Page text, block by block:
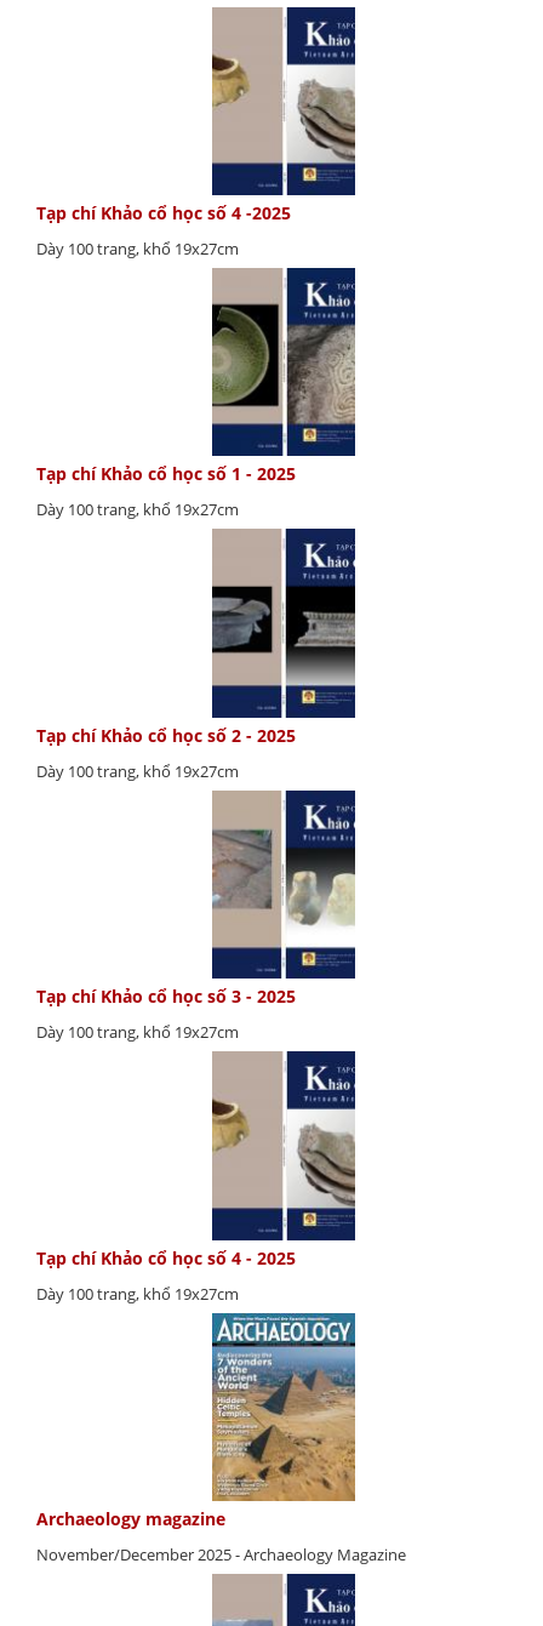
Tạp chí Khảo cổ học số 4 -2025
Dày 100 trang, khổ 19x27cm
Tạp chí Khảo cổ học số 1 - 2025
Dày 100 trang, khổ 19x27cm
Tạp chí Khảo cổ học số 2 - 2025
Dày 100 trang, khổ 19x27cm
Tạp chí Khảo cổ học số 3 - 2025
Dày 100 trang, khổ 19x27cm
Tạp chí Khảo cổ học số 4 - 2025
Dày 100 trang, khổ 19x27cm
Archaeology magazine
November/December 2025 - Archaeology Magazine